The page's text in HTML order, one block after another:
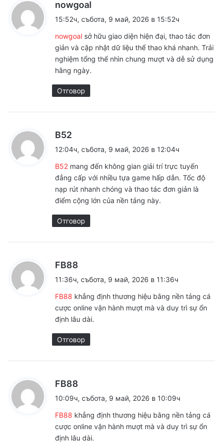
nowgoal
а
а
:
15:52ч, събота, 9 май, 2026 в 15:52ч
nowgoal sở hữu giao diện hiện đại, thao tác đơn
giản và cập nhật dữ liệu thể thao khá nhanh. Trải
nghiệm tổng thể nhìn chung mượt và dễ sử dụng
hằng ngày.
Отговор
B52
а
а
12:04ч, събота, 9 май, 2026 в 12:04ч
B52 mang đến không gian giải trí trực tuyến
đẳng cấp với nhiều tựa game hấp dẫn. Tốc độ
nạp rút nhanh chóng và thao tác đơn giản là
điểm cộng lớn của nền tảng này.
Отговор
FB88
а
:
11:36ч, събота, 9 май, 2026 в 11:36ч
FB88 khẳng định thương hiệu bằng nền tảng cá
cược online vận hành mượt mà và duy trì sự ổn
định lâu dài.
Отговор
FB88
а
:
10:09ч, събота, 9 май, 2026 в 10:09ч
FB88 khẳng định thương hiệu bằng nền tảng cá
cược online vận hành mượt mà và duy trì sự ổn
định lâu dài.